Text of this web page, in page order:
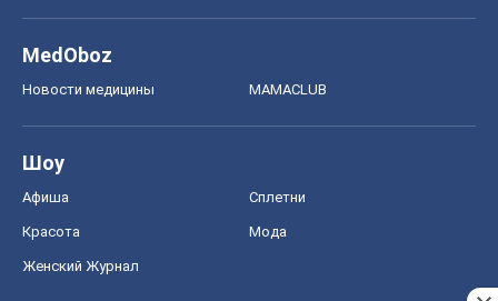
MedOboz
Новости медицины MAMACLUB
Шоу
Афиша Сплетни
Красота Мода
Женский Журнал